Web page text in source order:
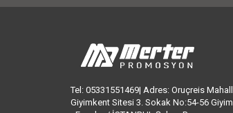
Tel: 05331551469| Adres: Oruçreis
Giyimkent Sitesi 3. Sokak No:54-56